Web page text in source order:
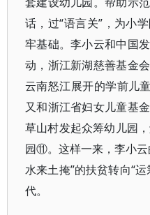
话，过“语言关”，为小
牢基础。李小云和中国
动，浙江新湖慈善基金
云南怒江展开的学前儿
又和浙江省妇女儿童基
草山村发起众筹幼儿园
园⑪。这样一来，李小云
水来土掩”的扶贫转向“
代。